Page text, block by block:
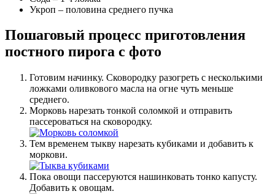
Укроп – половина среднего пучка
Пошаговый процесс приготовления
постного пирога с фото
Готовим начинку. Сковородку разогреть с несколькими
ложками оливкового масла на огне чуть меньше
среднего.
Морковь нарезать тонкой соломкой и отправить
пассероваться на сковородку.
Тем временем тыкву нарезать кубиками и добавить к
моркови.
Пока овощи пассеруются нашинковать тонко капусту.
Добавить к овощам.